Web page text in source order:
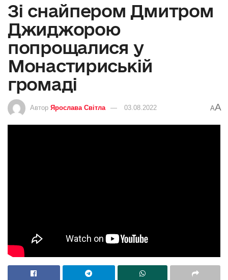
Зі снайпером Дмитром
Джиджорою
попрощалися у
Монастириській
громаді
Автор Ярослава Світла 03.08.2022 AA